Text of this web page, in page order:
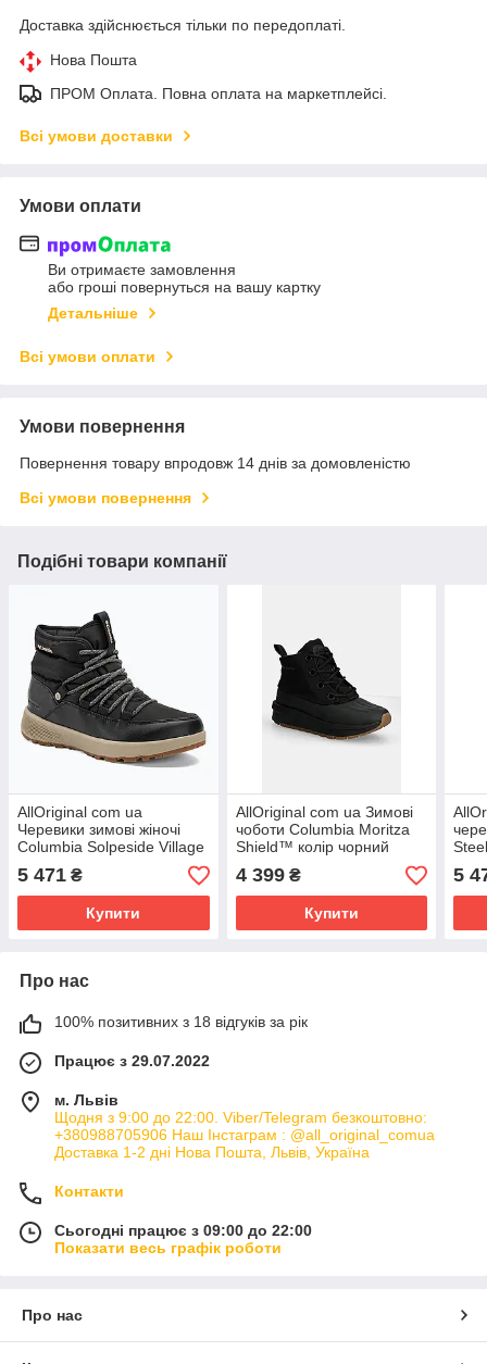
Доставка здійснюється тільки по передоплаті.
Нова Пошта
ПРОМ Оплата. Повна оплата на маркетплейсі.
Всі умови доставки
Умови оплати
Ви отримаєте замовлення
або гроші повернуться на вашу картку
Детальніше
Всі умови оплати
Умови повернення
Повернення товару впродовж 14 днів за домовленістю
Всі умови повернення
Подібні товари компанії
AllOriginal com ua
Черевики зимові жіночі
Columbia Solpeside Village
Omni-Heat Mid black/silver
sage РОЗМІРИ
5 471 ₴
Купити
AllOriginal com ua Зимові
чоботи Columbia Moritza
Shield™ колір чорний
2053371 РОЗМІРИ
ЗАПИТУЙТЕ
4 399₴
Купити
5
Про нас
100% позитивних з 18 відгуків за рік
Працює з 29.07.2022
м. Львів
Щодня з 9:00 до 22:00. Viber/Telegram безкоштовно:
+380988705906 Наш Інстаграм : @all_original_comua
Доставка 1-2 дні Нова Пошта, Львів, Україна
Контакти
Сьогодні працює з 09:00 до 22:00
Показати весь графік роботи
Про нас